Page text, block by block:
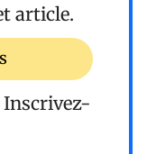
article.
Inscrivez-